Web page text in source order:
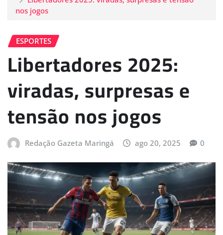
nos jogos
ESPORTES
Libertadores 2025:
viradas, surpresas e
tensão nos jogos
Redação Gazeta Maringá ago 20, 2025 0